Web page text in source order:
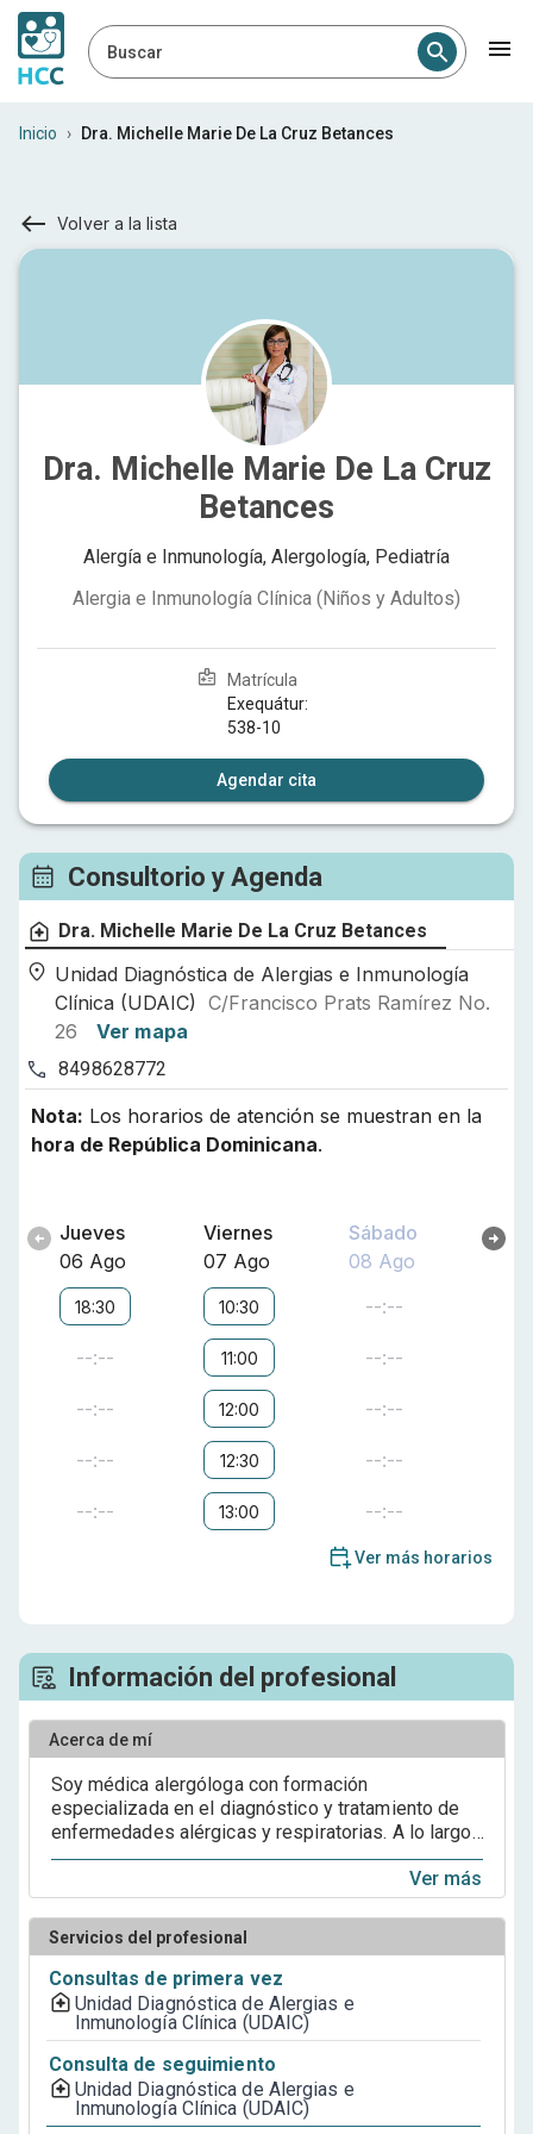
Buscar
Inicio › Dra. Michelle Marie De La Cruz Betances
Volver a la lista
Información del profesional
Acerca de mí
Soy médica alergóloga con formación
especializada en el diagnóstico y tratamiento de
enfermedades alérgicas y respiratorias. A lo largo
de mi trayectoria he desarrollado un compromiso
firme con la salud y el bienestar de mis pacientes,
ofreciendo una atención médica basada en la
evidencia científica más actualizada y en
protocolos de calidad y seguridad. Mi objetivo es
brindar soluciones personalizadas que no solo
alivien los síntomas, sino que también mejoren la
calidad de vida de cada persona a largo plazo. Para
mí, cada paciente es único, y por eso dedico el
tiempo necesario para escuchar, comprender y
diseñar un plan de manejo adaptado a sus
necesidades, estilo de vida y entorno. Creo
Ver más
Servicios del profesional
Consultas de primera vez
Unidad Diagnóstica de Alergias e
Inmunología Clínica (UDAIC)
Consulta de seguimiento
Unidad Diagnóstica de Alergias e
Inmunología Clínica (UDAIC)
Dra. Michelle Marie De La Cruz
Betances
Alergía e Inmunología, Alergología, Pediatría
Alergia e Inmunología Clínica (Niños y Adultos)
Matrícula
Exequátur:
538-10
Agendar cita
Consultorio y Agenda
Dra. Michelle Marie De La Cruz Betances
Unidad Diagnóstica de Alergias e Inmunología
Clínica (UDAIC) C/Francisco Prats Ramírez No.
26
Ver mapa
8498628772
Nota: Los horarios de atención se muestran en la
hora de República Dominicana.
Jueves
06 Ago
18:30
--:--
--:--
--:--
--:--
Viernes
07 Ago
10:30
11:00
12:00
12:30
13:00
Sábado
08 Ago
--:--
--:--
--:--
--:--
--:--
Ver más horarios